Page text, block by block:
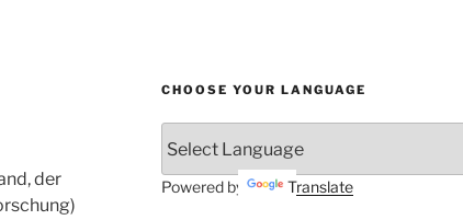
der
CHOOSE YOUR LANGUAGE
Powered by Translate